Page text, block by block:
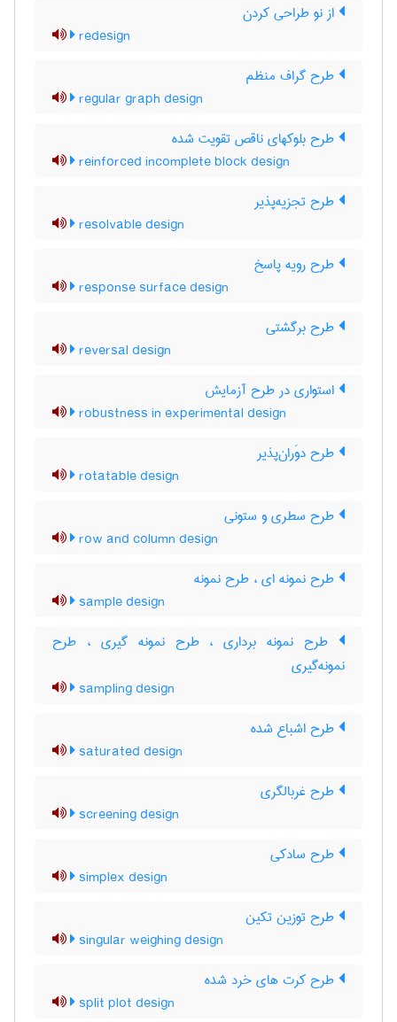
از نو طراحی کردن
redesign
طرح گراف منظم
regular graph design
طرح بلوکهای ناقص تقویت شده
reinforced incomplete block design
طرح تجزیه‌پذیر
resolvable design
طرح رویه پاسخ
response surface design
طرح برگشتی
reversal design
استواری در طرح آزمایش
robustness in experimental design
طرح دوَران‌پذیر
rotatable design
طرح سطری و ستونی
row and column design
طرح نمونه ای ، طرح نمونه
sample design
طرح نمونه برداری ، طرح نمونه گیری ، طرح
نمونه‌گیری
sampling design
طرح اشباع شده
saturated design
طرح غربالگری
screening design
طرح سادکی
simplex design
طرح توزین تکین
singular weighing design
طرح کرت های خرد شده
split plot design